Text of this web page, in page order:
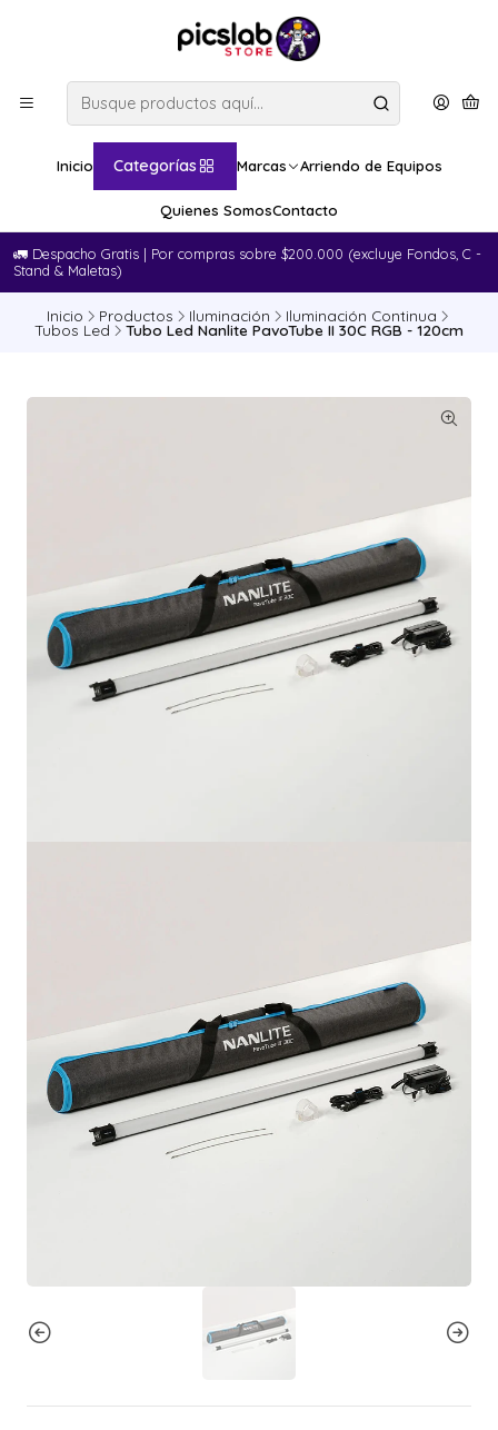
Inicio Categorías Marcas Arriendo de Equipos
Quienes SomosContacto
🚛​ Despacho Gratis | Por compras sobre $200.000 (excluye Fondos, C -
Stand & Maletas)
Inicio Productos Iluminación Iluminación Continua
Tubos Led Tubo Led Nanlite PavoTube II 30C RGB - 120cm